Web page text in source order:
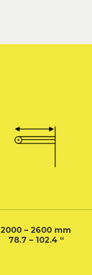
2000 – 2600 mm
78.7 – 102.4 “